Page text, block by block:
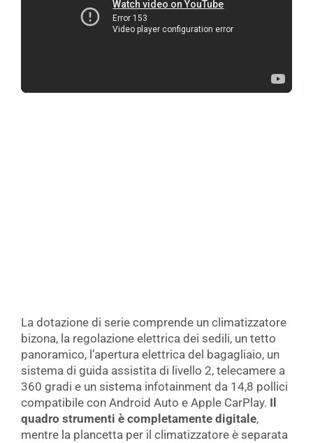
La dotazione di serie comprende un climatizzatore
bizona, la regolazione elettrica dei sedili, un tetto
panoramico, l’apertura elettrica del bagagliaio, un
sistema di guida assistita di livello 2, telecamere a
360 gradi e un sistema infotainment da 14,8 pollici
compatibile con Android Auto e Apple CarPlay. Il
quadro strumenti è completamente digitale,
mentre la plancetta per il climatizzatore è separata